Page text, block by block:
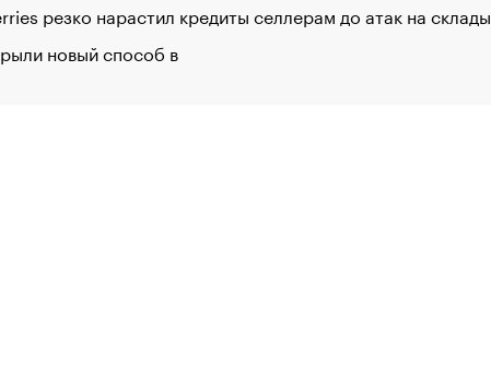
резко нарастил кредиты селлерам до атак на склады
новый способ в